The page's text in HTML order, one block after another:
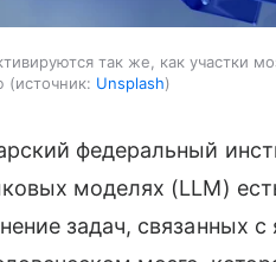
так же, как участки
источник: Unsplash
федеральный
моделях (LLM)
задач, связанных